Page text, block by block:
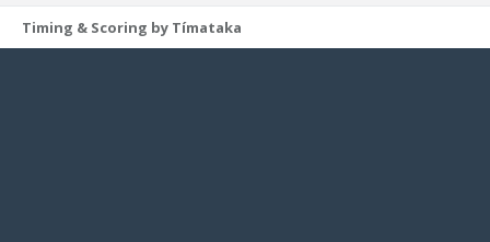
Timing & Scoring by Tímataka